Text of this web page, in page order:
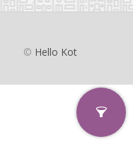
© Hello Kot